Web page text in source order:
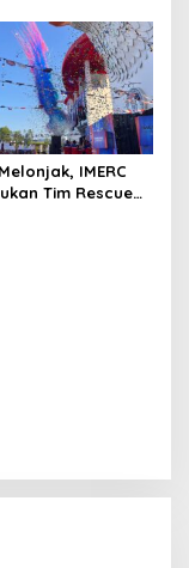
IMERC
Tim Rescue